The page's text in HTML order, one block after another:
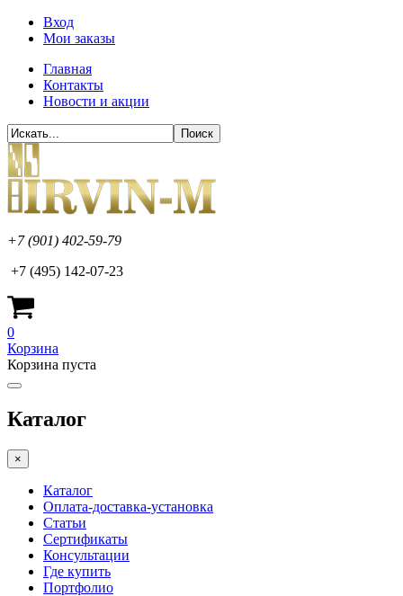
Вход
Мои заказы
Главная
Контакты
Новости и акции
+7 (901) 402-59-79
+7 (495) 142-07-23
0
Корзина
Корзина пуста
Каталог
×
Каталог
Оплата-доставка-установка
Статьи
Сертификаты
Консультации
Где купить
Портфолио